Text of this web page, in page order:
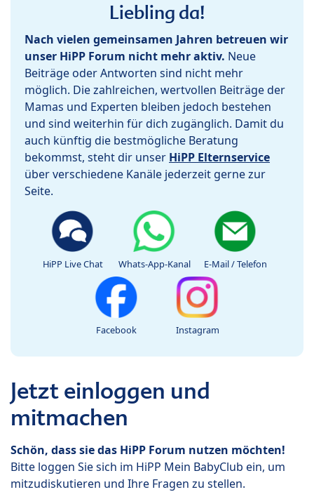
Liebling da!
Nach vielen gemeinsamen Jahren betreuen wir
unser HiPP Forum nicht mehr aktiv. Neue
Beiträge oder Antworten sind nicht mehr
möglich. Die zahlreichen, wertvollen Beiträge der
Mamas und Experten bleiben jedoch bestehen
und sind weiterhin für dich zugänglich. Damit du
auch künftig die bestmögliche Beratung
bekommst, steht dir unser HiPP Elternservice
über verschiedene Kanäle jederzeit gerne zur
Seite.
HiPP Live Chat Whats-App-Kanal E-Mail / Telefon
Facebook Instagram
Jetzt einloggen und
mitmachen
Schön, dass sie das HiPP Forum nutzen möchten!
Bitte loggen Sie sich im HiPP Mein BabyClub ein, um
mitzudiskutieren und Ihre Fragen zu stellen.